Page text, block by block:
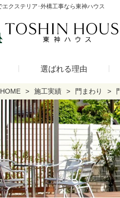
エクステリア･外構工事なら東神ハウス
選ばれる理由
HOME 施工実績 門まわり